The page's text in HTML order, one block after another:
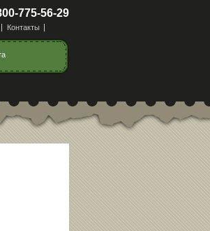
775-56-29
Контакты